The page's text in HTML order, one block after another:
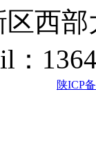
西
：
陕ICP